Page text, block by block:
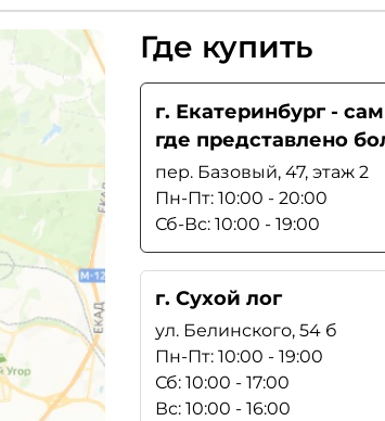
Где купить
г. Екатеринбург -
где представлено
пер. Базовый, 47, этаж 2
Пн-Пт: 10:00 - 20:00
Сб-Вс: 10:00 - 19:00
г. Сухой лог
ул. Белинского, 54 б
Пн-Пт: 10:00 - 19:00
Сб: 10:00 - 17:00
Вс: 10:00 - 16:00